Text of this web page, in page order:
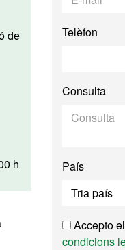
h
Telèfon
Consulta
País
Accepto
condicions